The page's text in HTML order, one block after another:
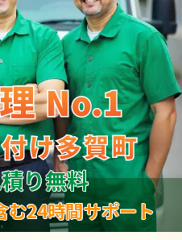
No.1
け多賀町
No.1
け多賀町
り無料
む24時間サポート